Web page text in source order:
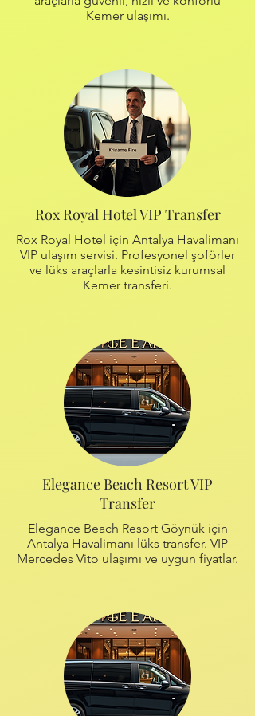
Kemer ulaşımı.
Rox Royal Hotel VIP Transfer
Rox Royal Hotel için Antalya Havalimanı
VIP ulaşım servisi. Profesyonel şoförler
ve lüks araçlarla kesintisiz kurumsal
Kemer transferi.
Elegance Beach Resort VIP
Transfer
Elegance Beach Resort Göynük için
Antalya Havalimanı lüks transfer. VIP
Mercedes Vito ulaşımı ve uygun fiyatlar.